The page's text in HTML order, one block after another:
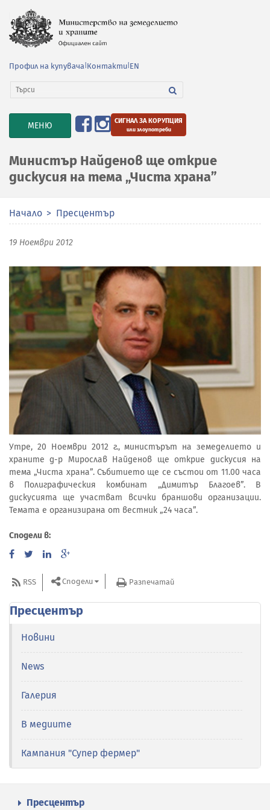
Профил на купувача Контакти EN
TOGGLE
NAVIGATION
МЕНЮ СИГНАЛ ЗА КОРУПЦИЯ
или злоупотреби
Министър Найденов ще открие
дискусия на тема „Чиста храна”
Начало Пресцентър
19 Ноември 2012
Утре, 20 Ноември 2012 г., министърът на земеделието и
храните д-р Мирослав Найденов ще открие дискусия на
тема „Чиста храна”. Събитието ще се състои от 11.00 часа
в Полиграфическия комбинат „Димитър Благоев”. В
дискусията ще участват всички браншови организации.
Темата е организирана от вестник „24 часа”.
Сподели в:
RSS Сподели Разпечатай
Пресцентър
Новини
News
Галерия
В медиите
Кампания "Супер фермер"
Пресцентър